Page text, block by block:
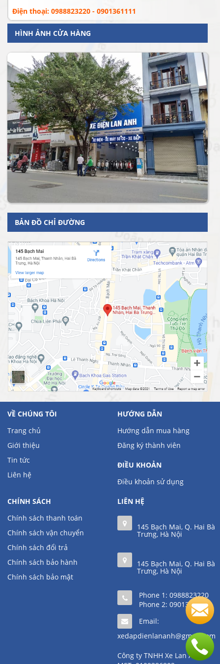
Điện thoại: 0988823220 - 0901361111
HÌNH ẢNH CỬA HÀNG
BẢN ĐỒ CHỈ ĐƯỜNG
VỀ CHÚNG TÔI
Trang chủ
Giới thiệu
Tin tức
Liên hệ
HƯỚNG DẪN
Hướng dẫn mua hàng
Đăng ký thành viên
ĐIỀU KHOẢN
Điều khoản sử dụng
CHÍNH SÁCH
Chính sách thanh toán
Chính sách vận chuyển
Chính sách đổi trả
Chính sách bảo hành
Chính sách bảo mật
LIÊN HỆ
145 Bạch Mai, Q. Hai Bà
Trưng, Hà Nội
145 Bạch Mai, Q. Hai Bà
Trưng, Hà Nội
Phone 1: 0988823220
Phone 2: 0901361111
Email:
xedapdienlananh@gmail.com
Công ty TNHH Xe Lan Anh